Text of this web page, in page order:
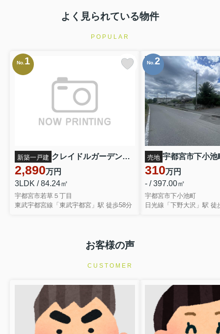
よく見られている物件
POPULAR
No. 1
新築一戸建 クレイドルガーデン宇都宮市若草第5 新築一戸建て 2号棟
2,890万円
3LDK / 84.24㎡
宇都宮市若草５丁目
東武宇都宮線「東武宇都宮」駅 徒歩58分
No. 2
売地
310万円
- / 397.00㎡
宇都宮市下小池町
日光線「下野大沢」駅 徒
お客様の声
CUSTOMER